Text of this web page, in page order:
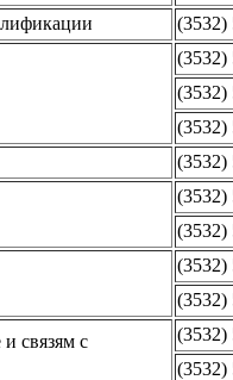
(3532)
(3532)
(3532)
(3532)
(3532)
(3532)
(3532)
(3532)
(3532)
связям с
(3532)
(3532)